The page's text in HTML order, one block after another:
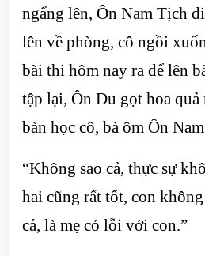
ngẩng lên, Ôn Nam Tịch
lên về phòng, cô ngồi
bài thi hôm nay ra để lên
tập lại, Ôn Du gọt hoa quả
bàn học cô, bà ôm Ôn
“Không sao cả, thực sự
hai cũng rất tốt, con
cả, là mẹ có lỗi với con.”